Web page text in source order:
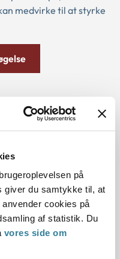
på
giver du samtykke til, at
cookies på
af statistik. Du
vores side om
medvirke til at styrke
hvor der er behov for at
den juridiske
Barometeret vil
af 2023 vil vi indkalde og
ledsageordningen
§ 97, fra alle landets